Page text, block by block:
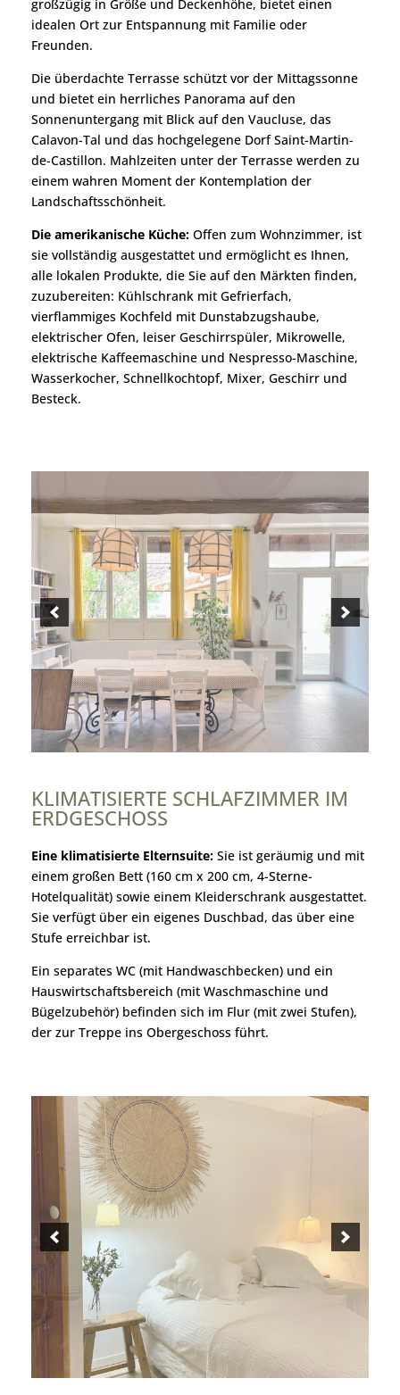
großzügig in Größe und Deckenhöhe, bietet einen
idealen Ort zur Entspannung mit Familie oder
Freunden.
Die überdachte Terrasse schützt vor der Mittagssonne
und bietet ein herrliches Panorama auf den
Sonnenuntergang mit Blick auf den Vaucluse, das
Calavon-Tal und das hochgelegene Dorf Saint-Martin-
de-Castillon. Mahlzeiten unter der Terrasse werden zu
einem wahren Moment der Kontemplation der
Landschaftsschönheit.
Die amerikanische Küche: Offen zum Wohnzimmer, ist
sie vollständig ausgestattet und ermöglicht es Ihnen,
alle lokalen Produkte, die Sie auf den Märkten finden,
zuzubereiten: Kühlschrank mit Gefrierfach,
vierflammiges Kochfeld mit Dunstabzugshaube,
elektrischer Ofen, leiser Geschirrspüler, Mikrowelle,
elektrische Kaffeemaschine und Nespresso-Maschine,
Wasserkocher, Schnellkochtopf, Mixer, Geschirr und
Besteck.
KLIMATISIERTE SCHLAFZIMMER IM
ERDGESCHOSS
Eine klimatisierte Elternsuite: Sie ist geräumig und mit
einem großen Bett (160 cm x 200 cm, 4-Sterne-
Hotelqualität) sowie einem Kleiderschrank ausgestattet.
Sie verfügt über ein eigenes Duschbad, das über eine
Stufe erreichbar ist.
Ein separates WC (mit Handwaschbecken) und ein
Hauswirtschaftsbereich (mit Waschmaschine und
Bügelzubehör) befinden sich im Flur (mit zwei Stufen),
der zur Treppe ins Obergeschoss führt.